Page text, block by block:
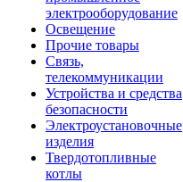
электрооборудование
Освещение
Прочие товары
Связь,
телекоммуникации
Устройства и средства
безопасности
Электроустановочные
изделия
Твердотопливные
котлы